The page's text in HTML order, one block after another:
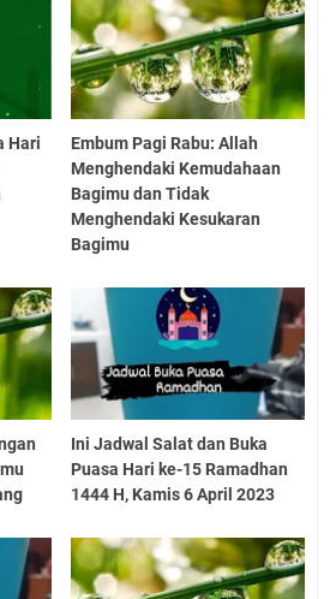
Hari
Embum Pagi Rabu: Allah
Menghendaki Kemudahaan
Bagimu dan Tidak
Menghendaki Kesukaran
Bagimu
Ini Jadwal Salat dan Buka
Puasa Hari ke-15 Ramadhan
1444 H, Kamis 6 April 2023